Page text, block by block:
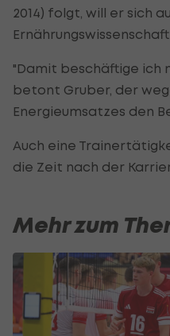
2014) folgt, will er sich
"Damit beschäftige ich
betont Gruber, der
Energieumsatzes den
Auch eine
die Zeit nach der
Mehr zum